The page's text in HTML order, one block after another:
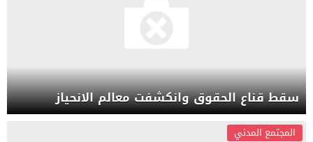
سقط قناع الحقوق وانكشفت معالم الانحياز
المجتمع المدني